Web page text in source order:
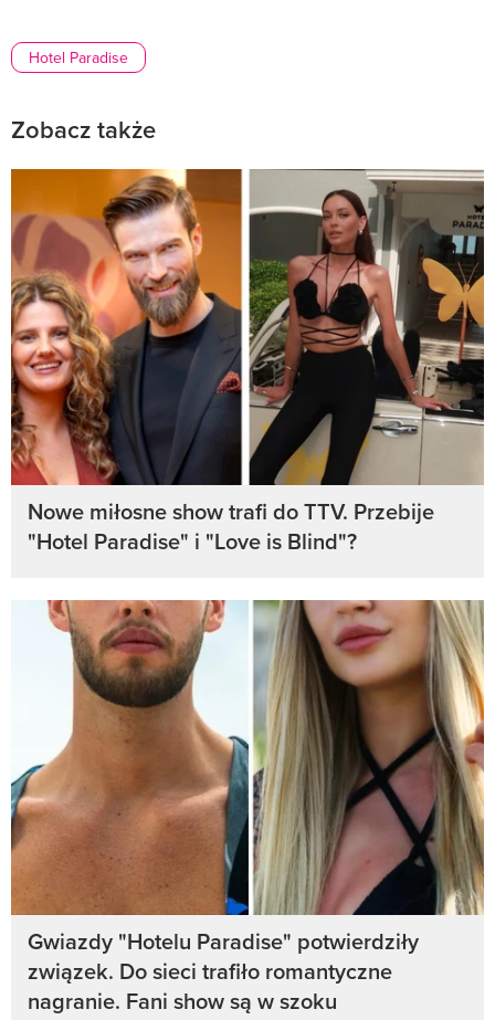
Hotel Paradise
Zobacz także
Nowe miłosne show trafi do TTV. Przebije
"Hotel Paradise" i "Love is Blind"?
Gwiazdy "Hotelu Paradise" potwierdziły
związek. Do sieci trafiło romantyczne
nagranie. Fani show są w szoku